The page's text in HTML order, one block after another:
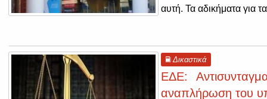
αυτή. Τα αδικήματα για
Δικαστικά
ΕΔΕ:
αναπλήρωση του